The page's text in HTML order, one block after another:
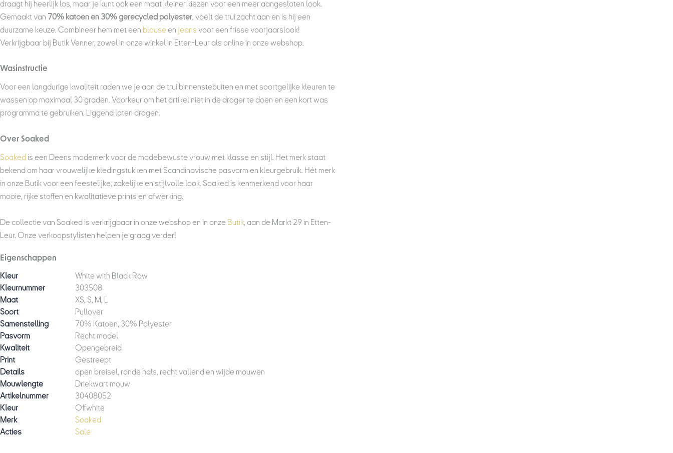
draagt hij heerlijk los, maar je kunt ook een maat kleiner kiezen voor een meer aangesloten look.
Gemaakt van 70% katoen en 30% gerecycled polyester, voelt de trui zacht aan en is hij een
duurzame keuze. Combineer hem met een blouseen jeans voor een frisse voorjaarslook!
Verkrijgbaar bij Butik Venner, zowel in onze winkel in Etten-Leur als online in onze webshop.
Wasinstructie
Voor een langdurige kwaliteit raden we je aan de trui binnenstebuiten en met soortgelijke kleuren te
wassen op maximaal 30 graden. Voorkeur om het artikel niet in de droger te doen en een kort was
programma te gebruiken. Liggend laten drogen.
Over Soaked
Soaked is een Deens modemerk voor de modebewuste vrouw met klasse en stijl. Het merk staat
bekend om haar vrouwelijke kledingstukken met Scandinavische pasvorm en kleurgebruik. Hét merk
in onze Butik voor een feestelijke, zakelijke en stijlvolle look. Soaked is kenmerkend voor haar
mooie, rijke stoffen en kwalitatieve prints en afwerking.
De collectie van Soaked is verkrijgbaar in onze webshop en in onze Butik, aan de Markt 29 in Etten-
Leur. Onze verkoopstylisten helpen je graag verder!
Eigenschappen
Kleur
White with Black Row
Kleurnummer
303508
Maat
XS, S, M, L
Soort
Pullover
Samenstelling
70% Katoen, 30% Polyester
Pasvorm
Recht model
Kwaliteit
Opengebreid
Print
Gestreept
Details
open breisel, ronde hals, recht vallend en wijde mouwen
Mouwlengte
Driekwart mouw
Artikelnummer
30408052
Kleur
Offwhite
Merk
Soaked
Acties
Sale